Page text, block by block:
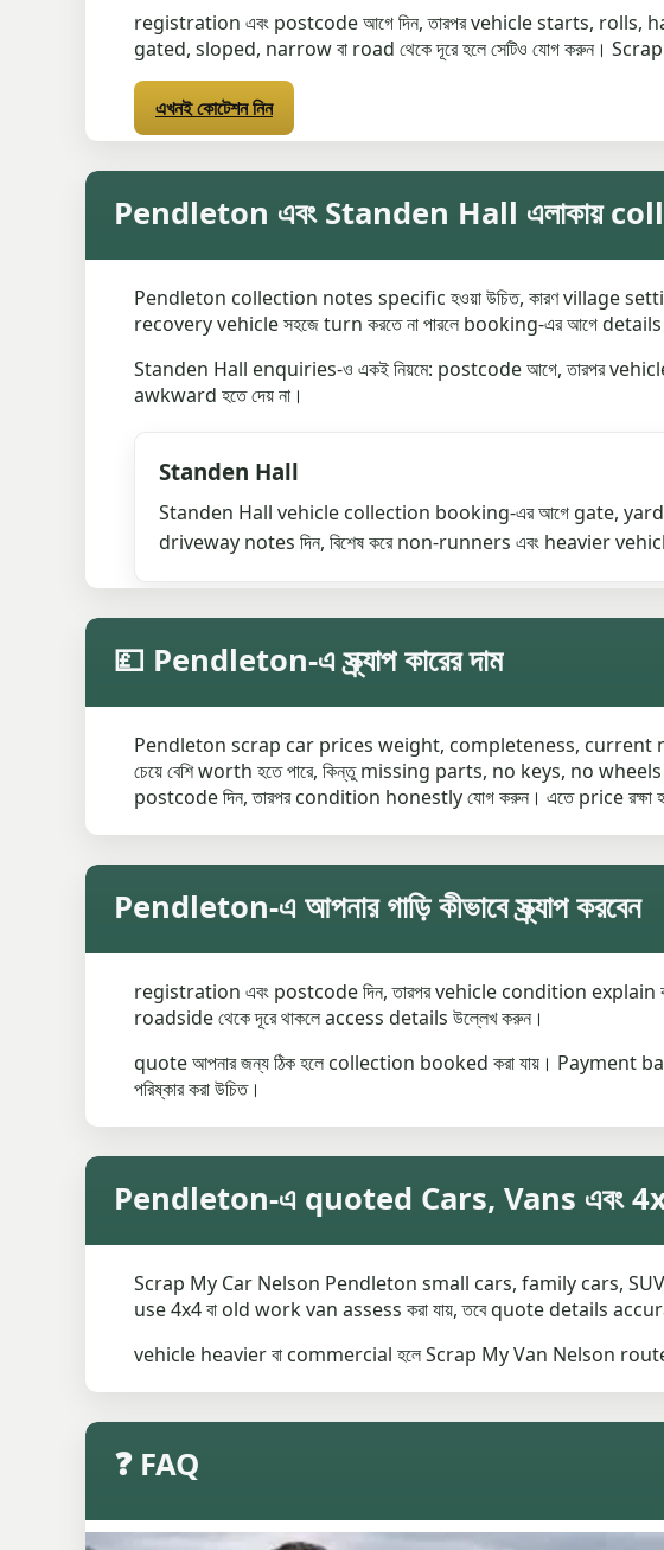
registration এবং postcode আগে দিন, তারপর vehicle starts, rolls,
gated, sloped, narrow বা road থেকে দূরে হলে সেটিও যোগ করুন।
এখনই কোটেশন নিন
Pendleton এবং Standen Hall এলাকায়
Pendleton collection notes specific হওয়া উচিত, কারণ village
recovery vehicle সহজে turn করতে না পারলে booking-এর আগে details
Standen Hall enquiries-ও একই নিয়মে: postcode আগে, তারপর
awkward হতে দেয় না।
Standen Hall
Standen Hall vehicle collection booking-এর আগে gate, yard,
driveway notes দিন, বিশেষ করে non-runners এবং heavier
💷 Pendleton-এ স্ক্র্যাপ কারের দাম
Pendleton scrap car prices weight, completeness, current
চেয়ে বেশি worth হতে পারে, কিন্তু missing parts, no keys, no
postcode দিন, তারপর condition honestly যোগ করুন। এতে price রক্ষা
Pendleton-এ আপনার গাড়ি কীভাবে স্ক্র্যাপ করবেন
registration এবং postcode দিন, তারপর vehicle condition
roadside থেকে দূরে থাকলে access details উল্লেখ করুন।
quote আপনার জন্য ঠিক হলে collection booked করা যায়।
পরিষ্কার করা উচিত।
Pendleton-এ quoted Cars, Vans এবং
Scrap My Car Nelson Pendleton small cars, family cars, SUVs,
use 4x4 বা old work van assess করা যায়, তবে quote details
vehicle heavier বা commercial হলে Scrap My Van Nelson route
❓ FAQ